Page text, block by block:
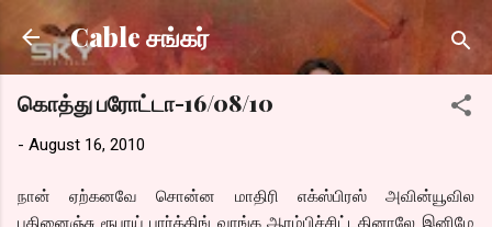
Skip to main content
Cable சங்கர்
கொத்து பரோட்டா-16/08/10
- August 16, 2010
நான் ஏற்கனவே சொன்ன மாதிரி எக்ஸ்பிரஸ் அவின்யூவில
பதினைஞ்சு ரூபாய் பார்க்கிங் வாங்க ஆரம்பிச்சிட்டதினாலே இனிமே